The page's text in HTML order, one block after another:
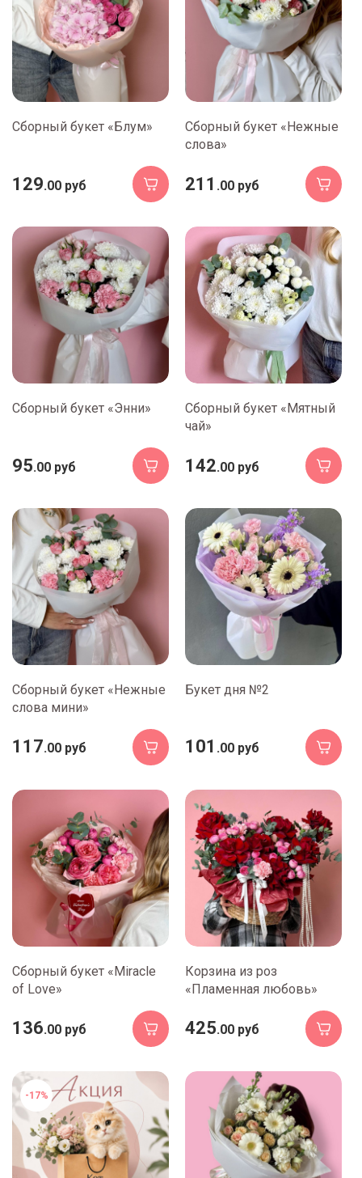
Сборный букет «Блум»
129.00 руб
Сборный букет «Нежные
слова»
211 .00 руб
Сборный букет «Энни»
95.00 руб
Сборный букет «Мятный
чай»
142.00 руб
Сборный букет «Нежные
слова мини»
117.00 руб
Букет дня №2
101 .00 руб
Сборный букет «Miracle
of Love»
136.00 руб
Корзина из роз
«Пламенная любовь»
425.00 руб
-17%